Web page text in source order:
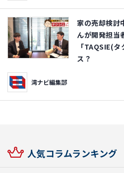
家の売却検討
んが開発担当
「TAQSIE(
ス？
湾ナビ編集部
人気コラムランキング